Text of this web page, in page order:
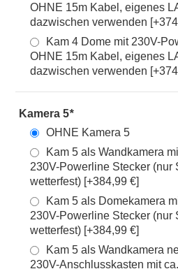
OHNE 15m Kabel, eigenes
dazwischen verwenden
Kam 4 Dome mit 230V-
OHNE 15m Kabel, eigenes
dazwischen verwenden
Kamera 5*
OHNE Kamera 5
Kam 5 als Wandkamera
230V-Powerline Stecker (nur
wetterfest) [+384,99 €]
Kam 5 als Domekamera
230V-Powerline Stecker (nur
wetterfest) [+384,99 €]
Kam 5 als Wandkamera
230V-Anschlusskasten mit